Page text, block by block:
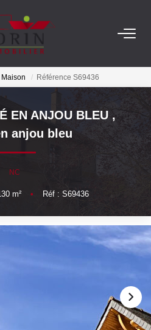
Agences
Histoire
En Ligne
En Présentiel
SERVICES
Maison Référence S69436
EN ANJOU BLEU ,
anjou bleu
NC
m² • Réf : S69436